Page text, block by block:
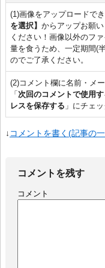
(1)画像をアップロードで
を選択】 からアップお願
ください！画像以外のフ
量を食うため、一定期間(
のでご了承ください。
(2)コメント欄に名前・メ
「次回のコメントで使用
レスを保存する 」にチェ
↓ コメントを書く(記事の
コメントを残す
コメント